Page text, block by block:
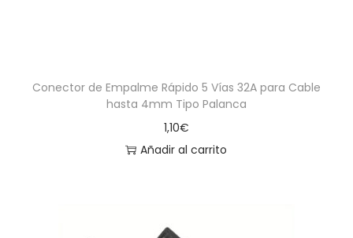
Conector de Empalme Rápido 5 Vías 32A para Cable
hasta 4mm Tipo Palanca
1,10€
Añadir al carrito